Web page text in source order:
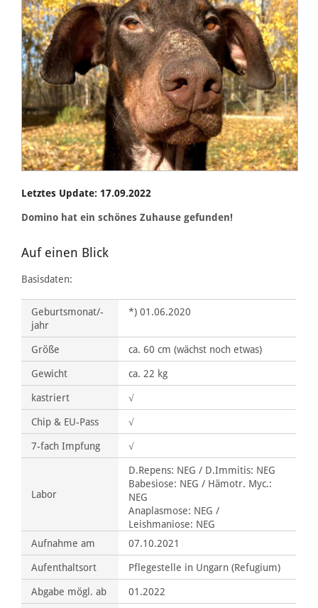
Letztes Update: 17.09.2022
Domino hat ein schönes Zuhause gefunden!
Auf einen Blick
Basisdaten:
Geburtsmonat/-
jahr
*) 01.06.2020
Größe
ca. 60 cm (wächst noch etwas)
Gewicht
ca. 22 kg
kastriert
√
Chip & EU-Pass
√
7-fach Impfung
√
Labor
D.Repens: NEG / D.Immitis: NEG
Babesiose: NEG / Hämotr. Myc.:
NEG
Anaplasmose: NEG /
Leishmaniose: NEG
Aufnahme am
07.10.2021
Aufenthaltsort
Pflegestelle in Ungarn (Refugium)
Abgabe mögl. ab
01.2022